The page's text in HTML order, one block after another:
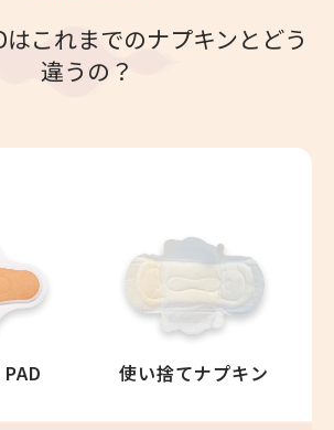
はこれまでのナプキンとどう
違うの？
使い捨てナプキン